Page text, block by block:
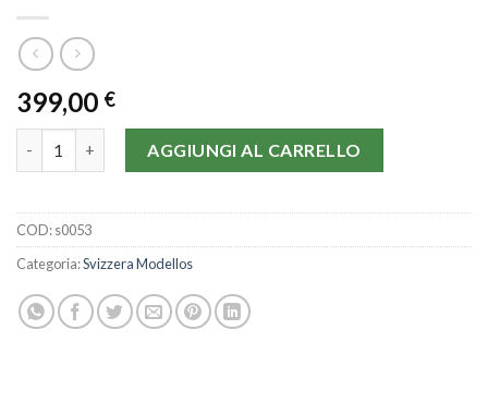
399,00 €
AGGIUNGI AL CARRELLO
COD:s0053
Categoria:Svizzera Modellos